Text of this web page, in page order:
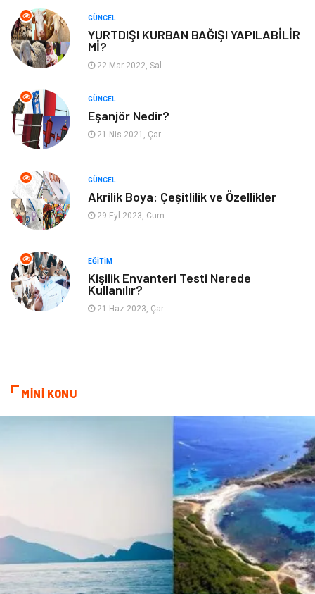
GÜNCEL
YURTDIŞI KURBAN BAĞIŞI YAPILABİLİR
Mİ?
22 Mar 2022, Sal
GÜNCEL
Eşanjör Nedir?
21 Nis 2021, Çar
GÜNCEL
Akrilik Boya: Çeşitlilik ve Özellikler
29 Eyl 2023, Cum
EĞITIM
Kişilik Envanteri Testi Nerede
Kullanılır?
21 Haz 2023, Çar
MİNİ KONU